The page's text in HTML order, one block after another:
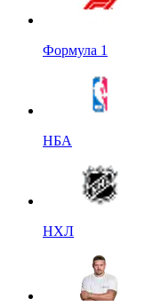
Формула 1
НБА
НХЛ